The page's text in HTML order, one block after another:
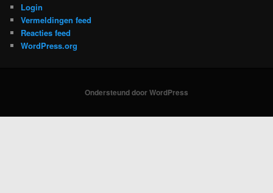
n
Login
Vermeldingen feed
Reacties feed
WordPress.org
Ondersteund door WordPress